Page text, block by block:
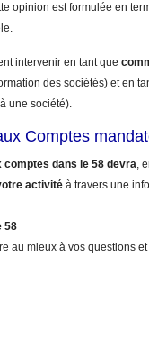
opinion est formulée en
intervenir en tant que
des sociétés) et en
une société).
Comptes
dans le 58 devra,
activité à travers une
58
au mieux à vos questions